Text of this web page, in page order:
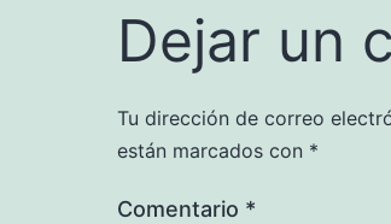
Dejar un
Tu dirección de correo
están marcados con *
Comentario *